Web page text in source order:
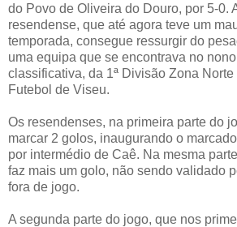
do Povo de Oliveira do Douro, por 5-0.
resendense, que até agora teve um
temporada, consegue ressurgir do
uma equipa que se encontrava no
classificativa, da 1ª Divisão Zona
Futebol de Viseu.
Os resendenses, na primeira parte do
marcar 2 golos, inaugurando o
por intermédio de Caê. Na mesma
faz mais um golo, não sendo validado
fora de jogo.
A segunda parte do jogo, que nos